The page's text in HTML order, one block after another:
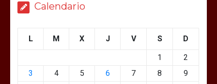
Calendario
L M X J V S D
1
2
3
4 5 6 7 8
9